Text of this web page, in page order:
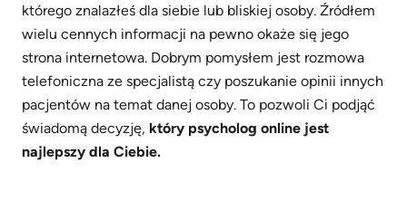
którego znalazłeś dla siebie lub bliskiej osoby. Źródłem
wielu cennych informacji na pewno okaże się jego
strona internetowa. Dobrym pomysłem jest rozmowa
telefoniczna ze specjalistą czy poszukanie opinii innych
pacjentów na temat danej osoby. To pozwoli Ci podjąć
świadomą decyzję, który psycholog online jest
najlepszy dla Ciebie.